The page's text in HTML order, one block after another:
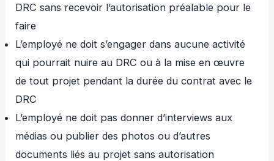
DRC sans recevoir l’autorisation préalable pour le
faire
L’employé ne doit s’engager dans aucune activité
qui pourrait nuire au DRC ou à la mise en œuvre
de tout projet pendant la durée du contrat avec le
DRC
L’employé ne doit pas donner d’interviews aux
médias ou publier des photos ou d’autres
documents liés au projet sans autorisation